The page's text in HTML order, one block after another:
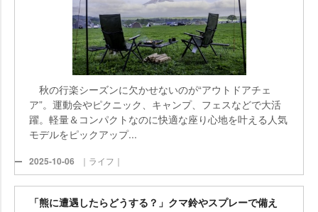
秋の行楽シーズンに欠かせないのが“アウトドアチェ
ア”。運動会やピクニック、キャンプ、フェスなどで大活
躍。軽量＆コンパクトなのに快適な座り心地を叶える人気
モデルをピックアップ...
2025-10-06 ｜ライフ｜
「熊に遭遇したらどうする？」クマ鈴やスプレーで備え